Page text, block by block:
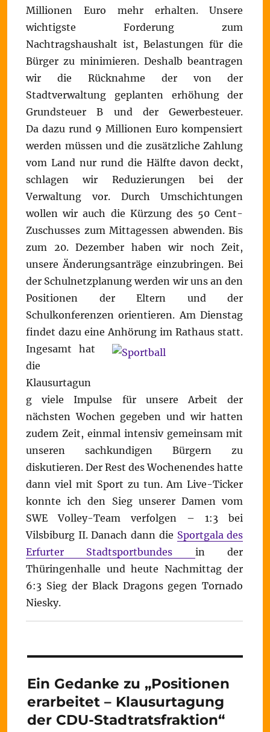
Millionen Euro mehr erhalten. Unsere
wichtigste Forderung zum
Nachtragshaushalt ist, Belastungen für die
Bürger zu minimieren. Deshalb beantragen
wir die Rücknahme der von der
Stadtverwaltung geplanten erhöhung der
Grundsteuer B und der Gewerbesteuer.
Da dazu rund 9 Millionen Euro kompensiert
werden müssen und die zusätzliche Zahlung
vom Land nur rund die Hälfte davon deckt,
schlagen wir Reduzierungen bei der
Verwaltung vor. Durch Umschichtungen
wollen wir auch die Kürzung des 50 Cent-
Zuschusses zum Mittagessen abwenden. Bis
zum 20. Dezember haben wir noch Zeit,
unsere Änderungsanträge einzubringen. Bei
der Schulnetzplanung werden wir uns an den
Positionen der Eltern und der
Schulkonferenzen orientieren. Am Dienstag
findet dazu eine Anhörung im Rathaus statt.
Ingesamt hat
die
Klausurtagun
g viele Impulse für unsere Arbeit der
nächsten Wochen gegeben und wir hatten
zudem Zeit, einmal intensiv gemeinsam mit
unseren sachkundigen Bürgern zu
diskutieren. Der Rest des Wochenendes hatte
dann viel mit Sport zu tun. Am Live-Ticker
konnte ich den Sieg unserer Damen vom
SWE Volley-Team verfolgen – 1:3 bei
Vilsbiburg II. Danach dann die Sportgala des
Erfurter Stadtsportbundes in der
Thüringenhalle und heute Nachmittag der
6:3 Sieg der Black Dragons gegen Tornado
Niesky.
Ein Gedanke zu „Positionen
erarbeitet – Klausurtagung
der CDU-Stadtratsfraktion“